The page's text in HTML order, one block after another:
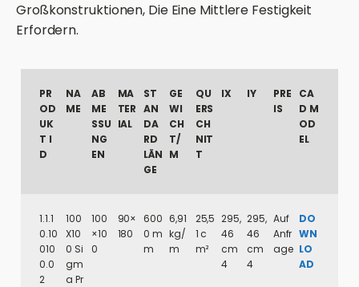
Großkonstruktionen, Die Eine Mittlere Festigkeit
Erfordern.
PR
OD
UK
T I
D
NA
ME
AB
ME
SSU
NG
EN
MA
TER
IAL
ST
AN
DA
RD
LÄN
GE
GE
WI
CH
T/
M
QU
ERS
CH
NIT
T
IX IY
PRE
IS
CA
D M
OD
EL
1.1.1
0.10
010
0.0
2
100
X10
0 Si
gm
a Pr
100
×10
0
90×
180
600
0 m
m
6,91
kg/
m
25,5
1 c
m²
295,
46
cm
4
295,
46
cm
4
Auf
Anfr
age
DO
WN
LO
AD